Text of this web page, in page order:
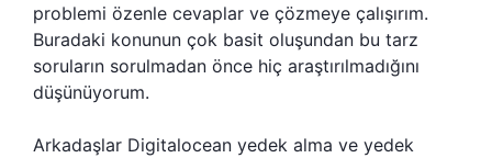
problemi özenle cevaplar ve çözmeye çalışırım.
Buradaki konunun çok basit oluşundan bu tarz
soruların sorulmadan önce hiç araştırılmadığını
düşünüyorum.
Arkadaşlar Digitalocean yedek alma ve yedek